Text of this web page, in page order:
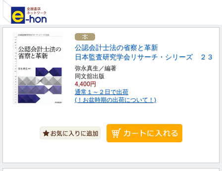
公認会計士法の省察と革新
日本監査研究学会リサーチ・シリーズ ２３
弥永真生／編著
同文舘出版
4,400円
通常１～２日で出荷
(！お盆時期の出荷について！)